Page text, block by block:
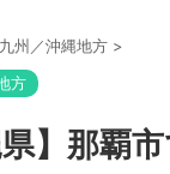
九州／沖縄地方 >
方
県】那覇